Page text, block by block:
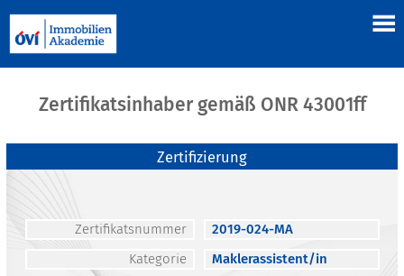
Zertifikatsinhaber gemäß ONR 43001ff
Zertifizierung
Zertifikatsnummer
2019-024-MA
Kategorie
Maklerassistent/in